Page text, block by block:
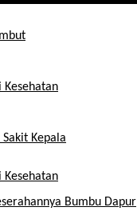
Kesehatan
Kepala
Kesehatan
Bumbu Dapur